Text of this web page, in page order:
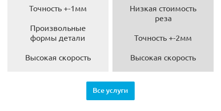
Точность +-1мм
Произвольные
формы детали
Высокая скорость
Низкая стоимость
реза
Точность +-2мм
Высокая скорость
Все услуги